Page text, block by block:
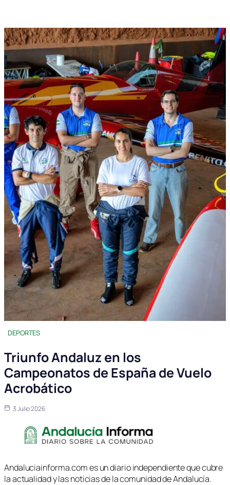
DEPORTES
Triunfo Andaluz en los
Campeonatos de España de Vuelo
Acrobático
3 Julio 2026
Andaluciainforma.com es un diario independiente que cubre
la actualidad y las noticias de la comunidad de Andalucía.